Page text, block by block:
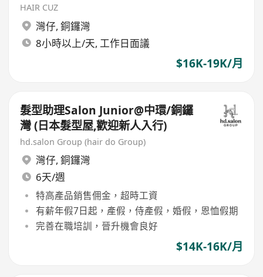
HAIR CUZ
灣仔, 銅鑼灣
8小時以上/天, 工作日面議
$16K-19K/月
髮型助理Salon Junior@中環/銅鑼
灣 (日本髮型屋,歡迎新人入行)
hd.salon Group (hair do Group)
灣仔, 銅鑼灣
6天/週
特高產品銷售佣金，超時工資
有薪年假7日起，產假，侍產假，婚假，恩恤假期
完善在職培訓，晉升機會良好
$14K-16K/月